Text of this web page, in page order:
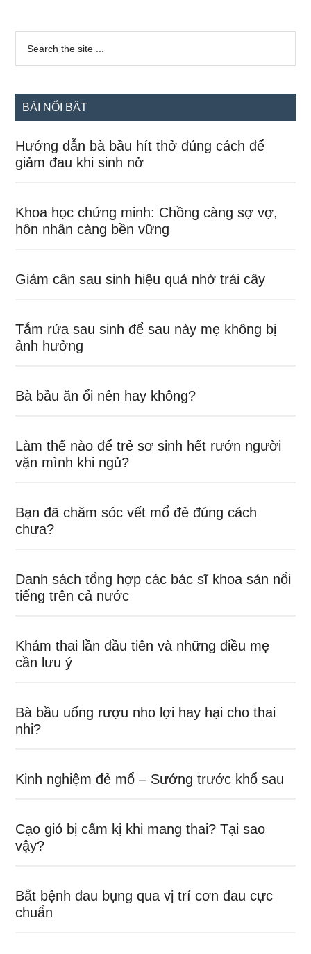
Sidebar
chính
...
BÀI NỔI BẬT
Hướng dẫn bà bầu hít thở đúng cách để
giảm đau khi sinh nở
Khoa học chứng minh: Chồng càng sợ vợ,
hôn nhân càng bền vững
Giảm cân sau sinh hiệu quả nhờ trái cây
Tắm rửa sau sinh để sau này mẹ không bị
ảnh hưởng
Bà bầu ăn ổi nên hay không?
Làm thế nào để trẻ sơ sinh hết rướn người
vặn mình khi ngủ?
Bạn đã chăm sóc vết mổ đẻ đúng cách
chưa?
Danh sách tổng hợp các bác sĩ khoa sản nổi
tiếng trên cả nước
Khám thai lần đầu tiên và những điều mẹ
cần lưu ý
Bà bầu uống rượu nho lợi hay hại cho thai
nhi?
Kinh nghiệm đẻ mổ – Sướng trước khổ sau
Cạo gió bị cấm kị khi mang thai? Tại sao
vậy?
Bắt bệnh đau bụng qua vị trí cơn đau cực
chuẩn